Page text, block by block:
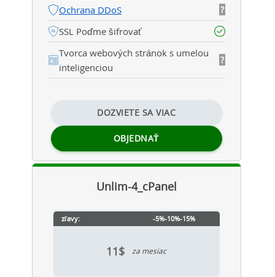
Ochrana DDoS ?
SSL Poďme šifrovať
Tvorca webových stránok s umelou
inteligenciou
?
DOZVIETE SA VIAC
OBJEDNAŤ
Unlim-4_cPanel
zľavy: -5%-10%-15%
11$ za mesiac